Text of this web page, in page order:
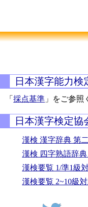
日本漢字能力
「採点基準 」をご参照
日本漢字検定協
漢検 漢字辞典 第
漢検 四字熟語辞
漢検要覧 1/準1級
漢検要覧 2~10級